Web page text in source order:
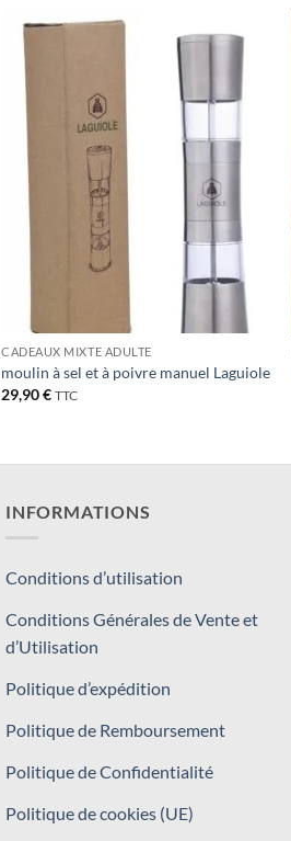
de
CADEAUX MIXTE ADULTE
moulin à sel et à poivre manuel Laguiole
29,90€ TTC
INFORMATIONS
Conditions d’utilisation
Conditions Générales de Vente et
d’Utilisation
Politique d’expédition
Politique de Remboursement
Politique de Confidentialité
Politique de cookies (UE)